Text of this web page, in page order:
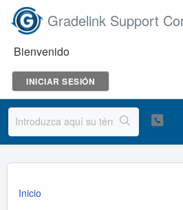
Gradelink Support
Bienvenido
INICIAR SESIÓN
Inicio